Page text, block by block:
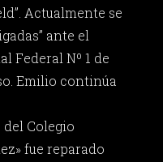
Actualmente se
ante el
Federal Nº 1 de
Emilio continúa
del Colegio
fue reparado